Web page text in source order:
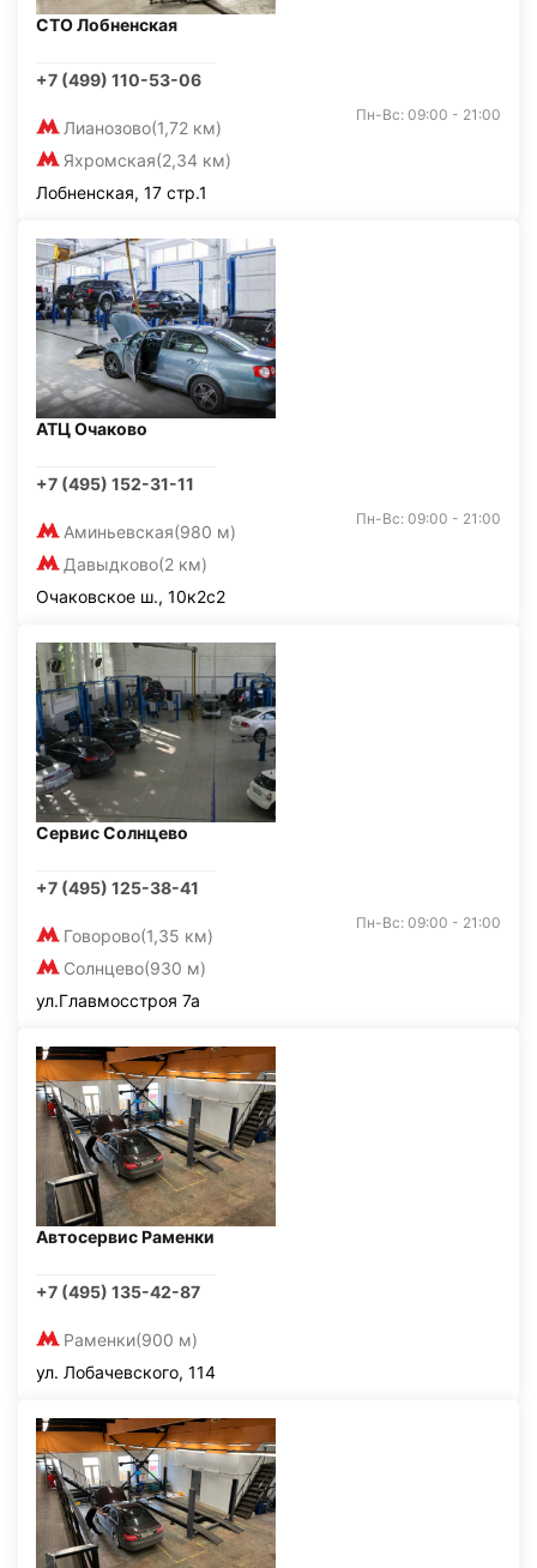
СТО Лобненская
+7 (499) 110-53-06
Лианозово(1,72 км)
Яхромская(2,34 км)
Пн-Вс: 09:00 - 21:00
Лобненская, 17 стр.1
АТЦ Очаково
+7 (495) 152-31-11
Аминьевская(980 м)
Давыдково(2 км)
Пн-Вс: 09:00 - 21:00
Очаковское ш., 10к2с2
Сервис Солнцево
+7 (495) 125-38-41
Говорово(1,35 км)
Солнцево(930 м)
Пн-Вс: 09:00 - 21:00
ул.Главмосстроя 7а
Автосервис Раменки
+7 (495) 135-42-87
Раменки(900 м)
ул. Лобачевского, 114